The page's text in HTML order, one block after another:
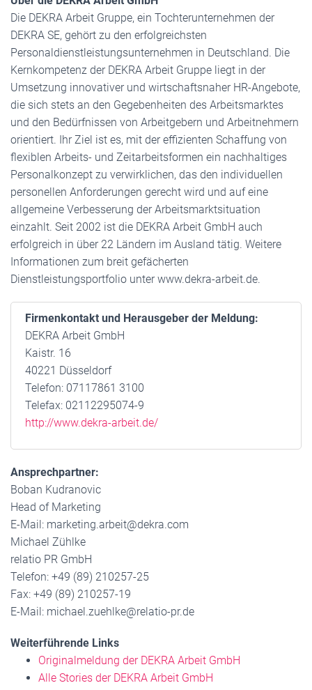
Die DEKRA Arbeit Gruppe, ein Tochterunternehmen der
DEKRA SE, gehört zu den erfolgreichsten
Personaldienstleistungsunternehmen in Deutschland. Die
Kernkompetenz der DEKRA Arbeit Gruppe liegt in der
Umsetzung innovativer und wirtschaftsnaher HR-Angebote,
die sich stets an den Gegebenheiten des Arbeitsmarktes
und den Bedürfnissen von Arbeitgebern und Arbeitnehmern
orientiert. Ihr Ziel ist es, mit der effizienten Schaffung von
flexiblen Arbeits- und Zeitarbeitsformen ein nachhaltiges
Personalkonzept zu verwirklichen, das den individuellen
personellen Anforderungen gerecht wird und auf eine
allgemeine Verbesserung der Arbeitsmarktsituation
einzahlt. Seit 2002 ist die DEKRA Arbeit GmbH auch
erfolgreich in über 22 Ländern im Ausland tätig. Weitere
Informationen zum breit gefächerten
Dienstleistungsportfolio unter www.dekra-arbeit.de.
Firmenkontakt und Herausgeber der Meldung:
DEKRA Arbeit GmbH
Kaistr. 16
40221 Düsseldorf
Telefon: 07117861 3100
Telefax: 02112295074-9
http://www.dekra-arbeit.de/
Ansprechpartner:
Boban Kudranovic
Head of Marketing
E-Mail: marketing.arbeit@dekra.com
Michael Zühlke
relatio PR GmbH
Telefon: +49 (89) 210257-25
Fax: +49 (89) 210257-19
E-Mail: michael.zuehlke@relatio-pr.de
Weiterführende Links
Originalmeldung der DEKRA Arbeit GmbH
Alle Stories der DEKRA Arbeit GmbH